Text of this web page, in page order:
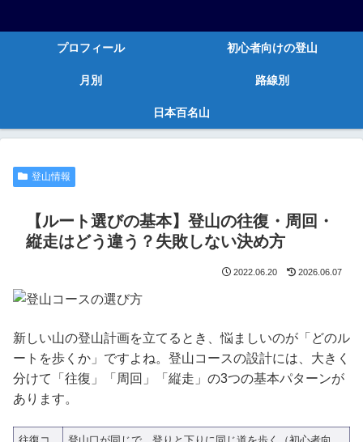
プロフィール 初心者向けの登山
月別 路線別
日本百名山
登山情報
【ルート選びの基本】登山の往復・周回・
縦走はどう違う？失敗しない決め方
2022.06.20 2026.06.07
新しい山の登山計画を立てるとき、悩ましいのが「どのル
ートを歩くか」ですよね。登山コースの設計には、大きく
分けて「往復」「周回」「縦走」の3つの基本パターンが
あります。